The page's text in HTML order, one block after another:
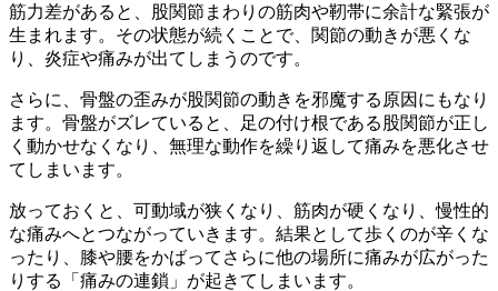
筋力差があると、股関節まわりの筋肉や靭帯に余計な緊張が
生まれます。その状態が続くことで、関節の動きが悪くな
り、炎症や痛みが出てしまうのです。
さらに、骨盤の歪みが股関節の動きを邪魔する原因にもなり
ます。骨盤がズレていると、足の付け根である股関節が正し
く動かせなくなり、無理な動作を繰り返して痛みを悪化させ
てしまいます。
放っておくと、可動域が狭くなり、筋肉が硬くなり、慢性的
な痛みへとつながっていきます。結果として歩くのが辛くな
ったり、膝や腰をかばってさらに他の場所に痛みが広がった
りする「痛みの連鎖」が起きてしまいます。